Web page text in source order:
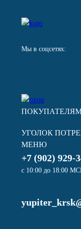
Мы в соцсетях:
УГОЛОК
МЕНЮ
+7 (902) 929-
с 10:00 до 18:00